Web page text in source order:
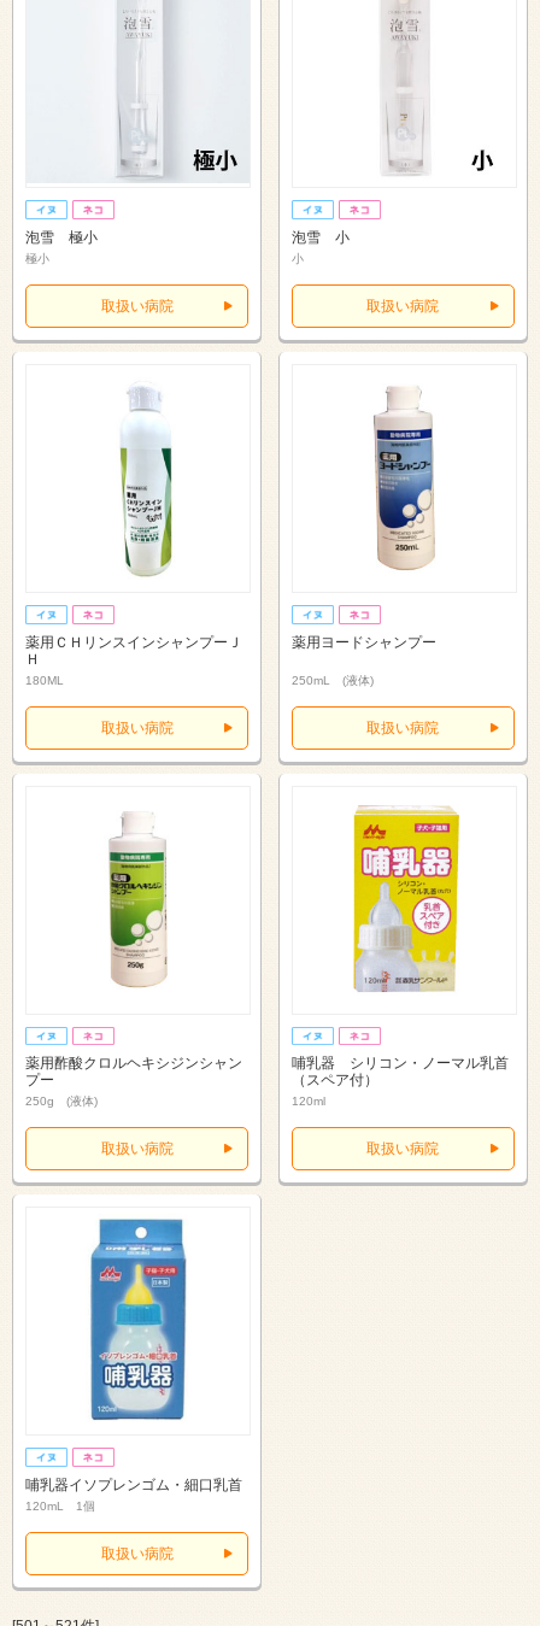
泡雪 極小
極小
取扱い病院
泡雪 小
小
取扱い病院
薬用ＣＨリンスインシャンプーＪ
Ｈ
180ML
取扱い病院
薬用ヨードシャンプー
250mL (液体)
取扱い病院
薬用酢酸クロルヘキシジンシャン
プー
250g (液体)
取扱い病院
哺乳器 シリコン・ノーマル乳首
（スペア付）
120ml
取扱い病院
哺乳器イソプレンゴム・細口乳首
120mL 1個
取扱い病院